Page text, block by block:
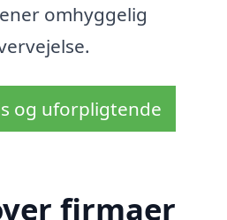
omhyggelig
og uforpligtende
firmaer